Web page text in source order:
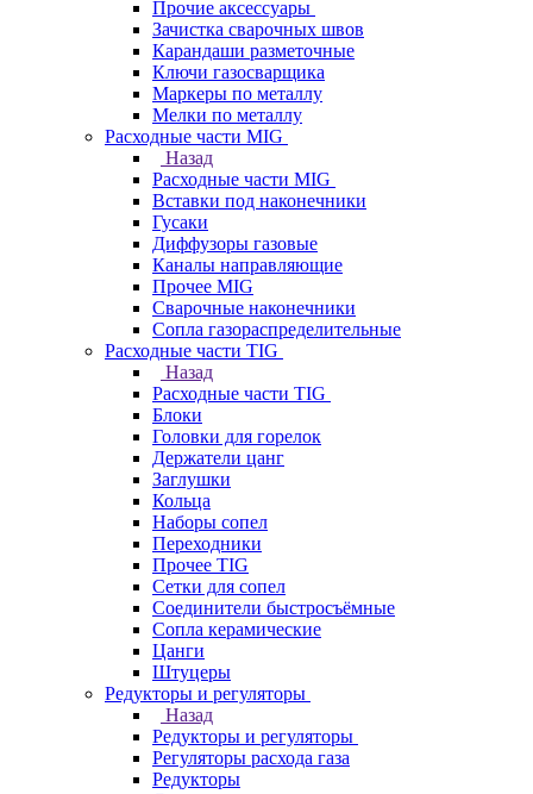
Прочие аксессуары
Зачистка сварочных швов
Карандаши разметочные
Ключи газосварщика
Маркеры по металлу
Мелки по металлу
Расходные части MIG
Назад
Расходные части MIG
Вставки под наконечники
Гусаки
Диффузоры газовые
Каналы направляющие
Прочее MIG
Сварочные наконечники
Сопла газораспределительные
Расходные части TIG
Назад
Расходные части TIG
Блоки
Головки для горелок
Держатели цанг
Заглушки
Кольца
Наборы сопел
Переходники
Прочее TIG
Сетки для сопел
Соединители быстросъёмные
Сопла керамические
Цанги
Штуцеры
Редукторы и регуляторы
Назад
Редукторы и регуляторы
Регуляторы расхода газа
Редукторы